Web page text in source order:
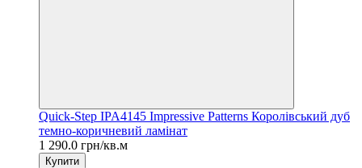
Quick-Step IPA4145 Impressive Patterns Королівський дуб
темно-коричневий ламінат
1 290.0 грн/кв.м
Купити